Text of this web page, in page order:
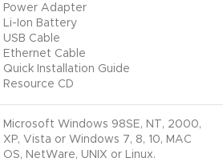
Power Adapter
Li-Ion Battery
USB Cable
Ethernet Cable
Quick Installation Guide
Resource CD
Microsoft Windows 98SE, NT, 2000,
XP, Vista or Windows 7, 8, 10, MAC
OS, NetWare, UNIX or Linux.